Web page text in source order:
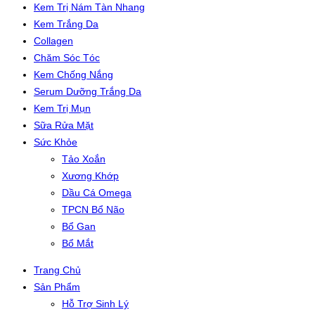
Kem Trị Nám Tàn Nhang
Kem Trắng Da
Collagen
Chăm Sóc Tóc
Kem Chống Nắng
Serum Dưỡng Trắng Da
Kem Trị Mụn
Sữa Rửa Mặt
Sức Khỏe
Tảo Xoắn
Xương Khớp
Dầu Cá Omega
TPCN Bổ Não
Bổ Gan
Bổ Mắt
Trang Chủ
Sản Phẩm
Hỗ Trợ Sinh Lý